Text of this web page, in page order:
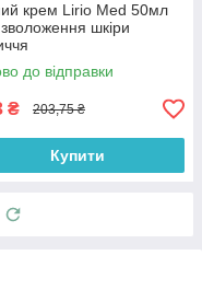
крем Lirio Med 50мл
шкіри
до відправки
₴ 203,75 ₴
Купити